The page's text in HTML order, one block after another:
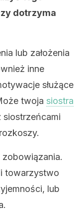
dotrzyma
lub założenia
inne
służące
twoja siostra
towarzystwo
lub